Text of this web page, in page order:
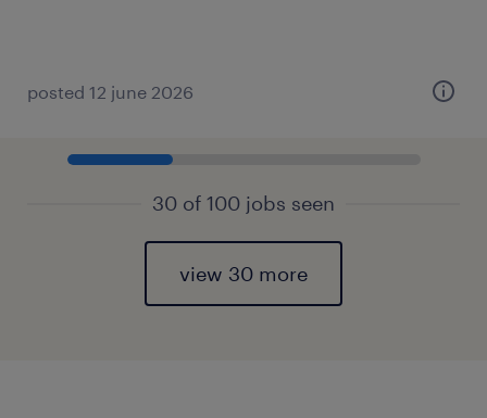
posted 12 june 2026
30 of 100 jobs seen
view 30 more